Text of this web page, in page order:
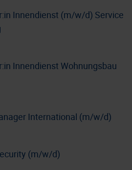
Innendienst (m/w/d) Service
Innendienst Wohnungsbau
International (m/w/d)
(m/w/d)